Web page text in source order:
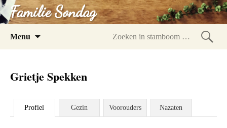
Familie Sondag
Menu
Grietje Spekken
Profiel Gezin Voorouders Nazaten